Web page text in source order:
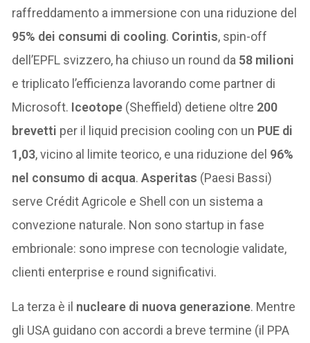
raffreddamento a immersione con una riduzione del
95% dei consumi di cooling. Corintis, spin-off
dell’EPFL svizzero, ha chiuso un round da 58 milioni
e triplicato l’efficienza lavorando come partner di
Microsoft. Iceotope (Sheffield) detiene oltre 200
brevetti per il liquid precision cooling con un PUE di
1,03, vicino al limite teorico, e una riduzione del 96%
nel consumo di acqua.Asperitas (Paesi Bassi)
serve Crédit Agricole e Shell con un sistema a
convezione naturale. Non sono startup in fase
embrionale: sono imprese con tecnologie validate,
clienti enterprise e round significativi.
La terza è il nucleare di nuova generazione. Mentre
gli USA guidano con accordi a breve termine (il PPA